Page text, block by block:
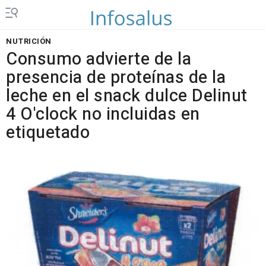
NUTRICIÓN
Consumo advierte de la
presencia de proteínas de la
leche en el snack dulce Delinut
4 O'clock no incluidas en
etiquetado